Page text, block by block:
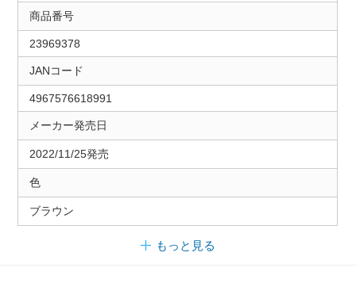
商品番号
23969378
JANコード
4967576618991
メーカー発売日
2022/11/25発売
色
ブラウン
もっと見る